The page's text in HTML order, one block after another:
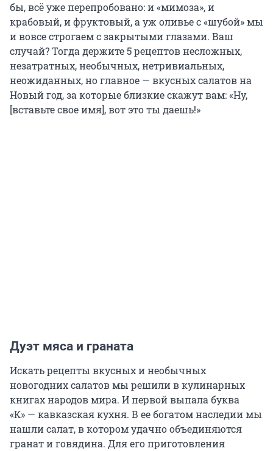
бы, всё уже перепробовано: и «мимоза», и
крабовый, и фруктовый, а уж оливье с «шубой» мы
и вовсе строгаем с закрытыми глазами. Ваш
случай? Тогда держите 5 рецептов несложных,
незатратных, необычных, нетривиальных,
неожиданных, но главное — вкусных салатов на
Новый год, за которые близкие скажут вам: «Ну,
[вставьте свое имя], вот это ты даешь!»
Дуэт мяса и граната
Искать рецепты вкусных и необычных
новогодних салатов мы решили в кулинарных
книгах народов мира. И первой выпала буква
«К» — кавказская кухня. В ее богатом наследии мы
нашли салат, в котором удачно объединяются
гранат и говядина. Для его приготовления